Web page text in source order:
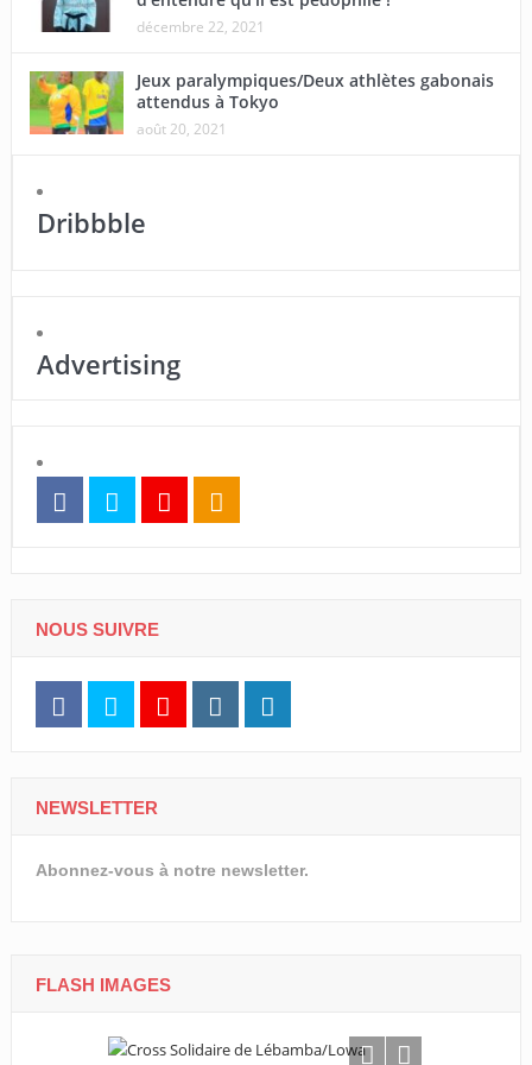
décembre 22, 2021
Jeux paralympiques/Deux athlètes gabonais
attendus à Tokyo
août 20, 2021
Dribbble
Advertising
NOUS SUIVRE
NEWSLETTER
Abonnez-vous à notre newsletter.
FLASH IMAGES